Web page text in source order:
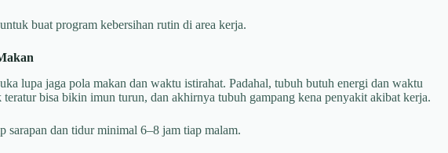
buat program kebersihan rutin di area kerja.
lupa jaga pola makan dan waktu istirahat. Padahal, tubuh butuh energi dan waktu
bisa bikin imun turun, dan akhirnya tubuh gampang kena penyakit akibat kerja.
sarapan dan tidur minimal 6–8 jam tiap malam.